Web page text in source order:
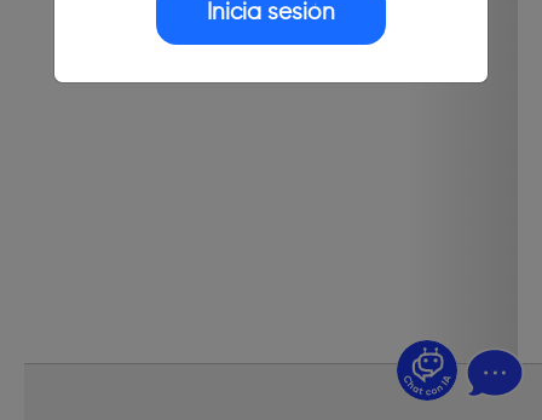
Inicia sesión